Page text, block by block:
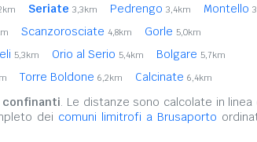
Seriate 3,3km Pedrengo 3,4km Montello
Scanzorosciate 4,8km Gorle 5,0km
5,3km Orio al Serio 5,4km Bolgare 5,7km
Torre Boldone 6,2km Calcinate 6,4km
confinanti. Le distanze sono calcolate in linea
dei comuni limitrofi a Brusaporto